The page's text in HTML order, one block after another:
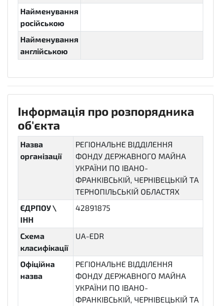
Найменування
російською
Найменування
англійською
Інформація про розпорядника
об'єкта
Назва
організації
РЕГІОНАЛЬНЕ ВІДДІЛЕННЯ
ФОНДУ ДЕРЖАВНОГО МАЙНА
УКРАЇНИ ПО ІВАНО-
ФРАНКІВСЬКІЙ, ЧЕРНІВЕЦЬКІЙ ТА
ТЕРНОПІЛЬСЬКІЙ ОБЛАСТЯХ
ЄДРПОУ \
ІНН
42891875
Схема
класифікації
UA-EDR
Офіційна
назва
РЕГІОНАЛЬНЕ ВІДДІЛЕННЯ
ФОНДУ ДЕРЖАВНОГО МАЙНА
УКРАЇНИ ПО ІВАНО-
ФРАНКІВСЬКІЙ, ЧЕРНІВЕЦЬКІЙ ТА